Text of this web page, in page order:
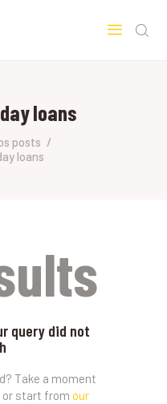
loans
posts
loans
query did not
Take a moment
or start from our